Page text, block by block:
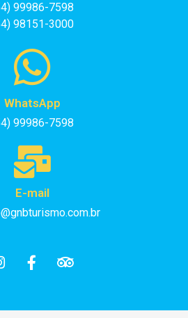
99986-7598
98151-3000
WhatsApp
99986-7598
E-mail